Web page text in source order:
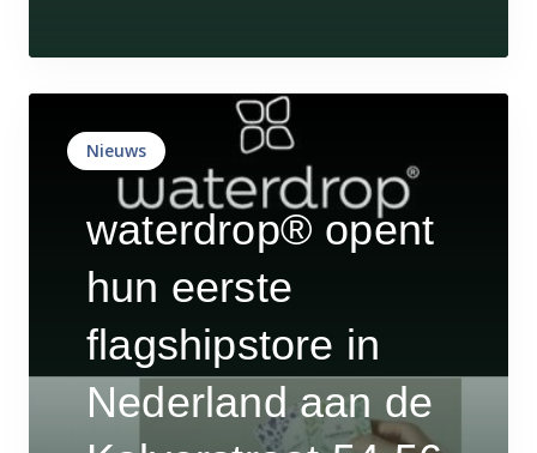
Nieuws
waterdrop® opent
hun eerste
flagshipstore in
Nederland aan de